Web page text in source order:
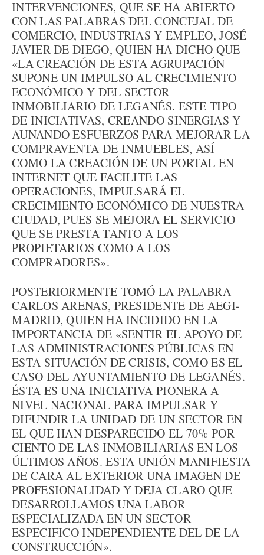
INTERVENCIONES, QUE SE HA ABIERTO
CON LAS PALABRAS DEL CONCEJAL DE
COMERCIO, INDUSTRIAS Y EMPLEO, JOSÉ
JAVIER DE DIEGO, QUIEN HA DICHO QUE
«LA CREACIÓN DE ESTA AGRUPACIÓN
SUPONE UN IMPULSO AL CRECIMIENTO
ECONÓMICO Y DEL SECTOR
INMOBILIARIO DE LEGANÉS. ESTE TIPO
DE INICIATIVAS, CREANDO SINERGIAS Y
AUNANDO ESFUERZOS PARA MEJORAR LA
COMPRAVENTA DE INMUEBLES, ASÍ
COMO LA CREACIÓN DE UN PORTAL EN
INTERNET QUE FACILITE LAS
OPERACIONES, IMPULSARÁ EL
CRECIMIENTO ECONÓMICO DE NUESTRA
CIUDAD, PUES SE MEJORA EL SERVICIO
QUE SE PRESTA TANTO A LOS
PROPIETARIOS COMO A LOS
COMPRADORES».
POSTERIORMENTE TOMÓ LA PALABRA
CARLOS ARENAS, PRESIDENTE DE AEGI-
MADRID, QUIEN HA INCIDIDO EN LA
IMPORTANCIA DE «SENTIR EL APOYO DE
LAS ADMINISTRACIONES PÚBLICAS EN
ESTA SITUACIÓN DE CRISIS, COMO ES EL
CASO DEL AYUNTAMIENTO DE LEGANÉS.
ÉSTA ES UNA INICIATIVA PIONERA A
NIVEL NACIONAL PARA IMPULSAR Y
DIFUNDIR LA UNIDAD DE UN SECTOR EN
EL QUE HAN DESPARECIDO EL 70% POR
CIENTO DE LAS INMOBILIARIAS EN LOS
ÚLTIMOS AÑOS. ESTA UNIÓN MANIFIESTA
DE CARA AL EXTERIOR UNA IMAGEN DE
PROFESIONALIDAD Y DEJA CLARO QUE
DESARROLLAMOS UNA LABOR
ESPECIALIZADA EN UN SECTOR
ESPECIFICO INDEPENDIENTE DEL DE LA
CONSTRUCCIÓN».